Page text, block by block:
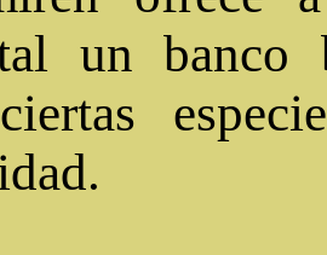
un banco